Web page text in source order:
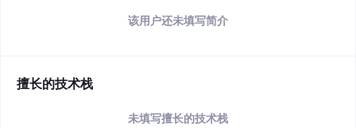
该用户还未填写简介
擅长的技术栈
未填写擅长的技术栈